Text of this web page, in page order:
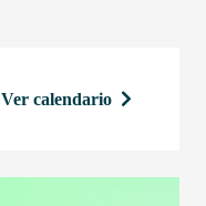
Ver calendario